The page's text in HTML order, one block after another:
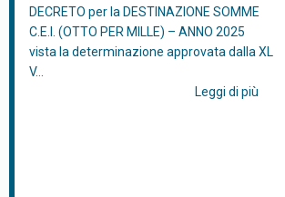
DECRETO per la DESTINAZIONE SOMME
C.E.I. (OTTO PER MILLE) – ANNO 2025
vista la determinazione approvata dalla XL
V…
Leggi di più